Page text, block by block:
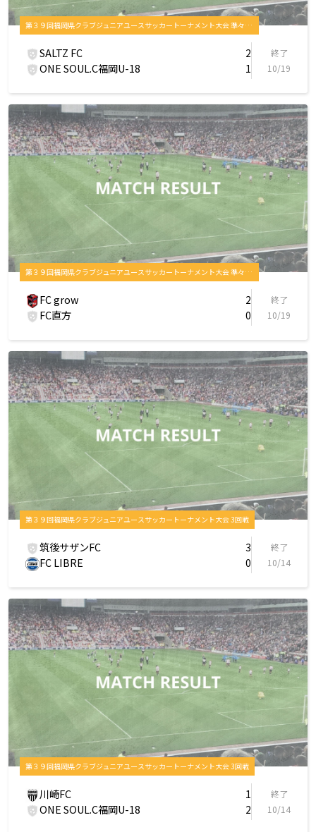
第３９回福岡県クラブジュニアユースサッカートーナメント大会 準々決勝
SALTZ FC 2
ONE SOUL.C福岡U-18 1
終了
10/19
第３９回福岡県クラブジュニアユースサッカートーナメント大会 準々決勝
FC grow 2
FC直方 0
終了
10/19
第３９回福岡県クラブジュニアユースサッカートーナメント大会 3回戦
筑後サザンFC 3
FC LIBRE 0
終了
10/14
第３９回福岡県クラブジュニアユースサッカートーナメント大会 3回戦
川崎FC 1
ONE SOUL.C福岡U-18 2
終了
10/14